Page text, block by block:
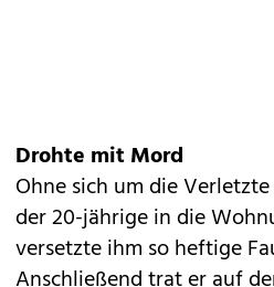
Drohte mit Mord
Ohne sich um die
der 20-jährige in die
versetzte ihm so heftige